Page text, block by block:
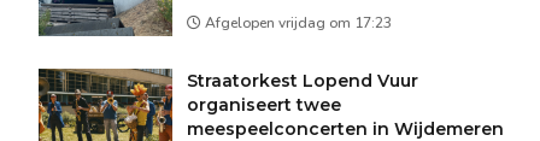
Afgelopen vrijdag om 17:23
Straatorkest Lopend Vuur
organiseert twee
meespeelconcerten in Wijdemeren